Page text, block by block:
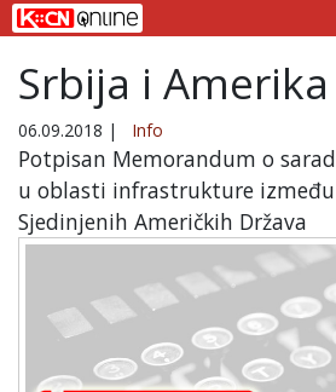
Srbija i
06.09.2018 | Info
Potpisan Memorandum o
u oblasti infrastrukture između
Sjedinjenih Američkih Država